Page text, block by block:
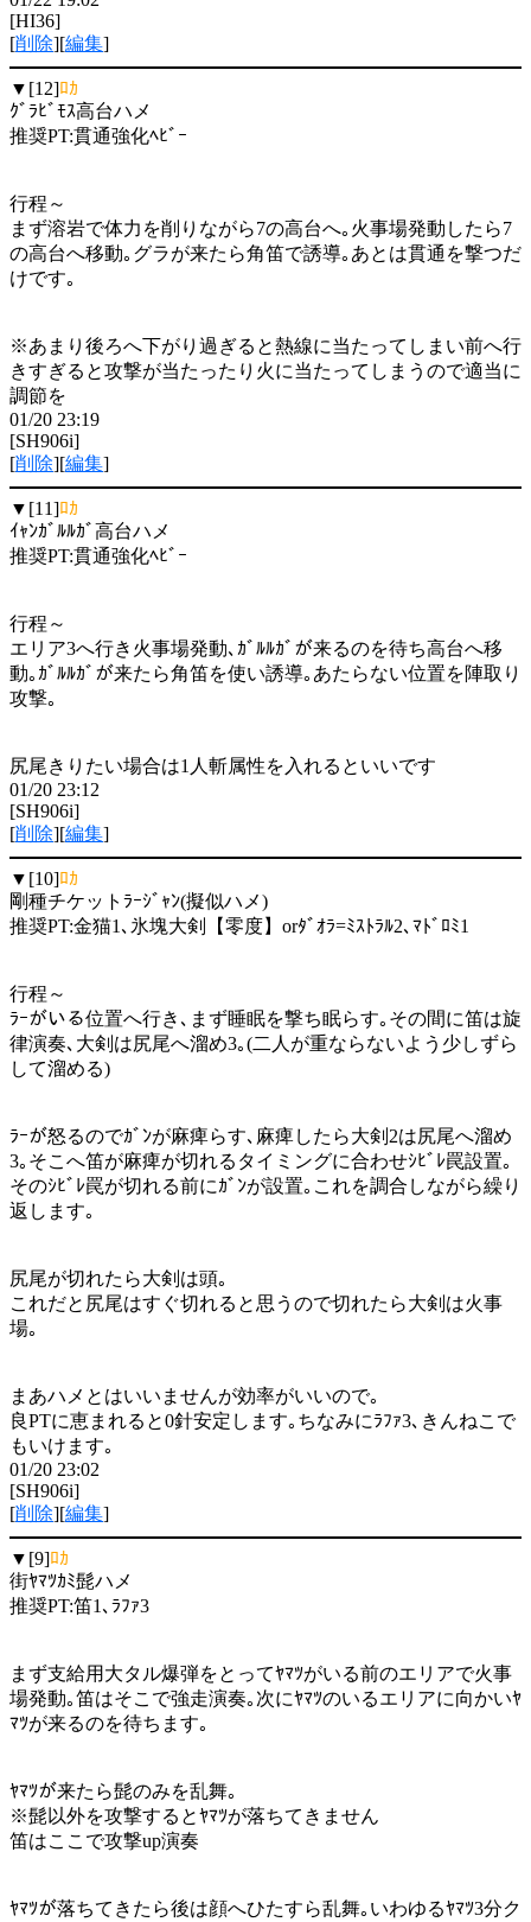
[HI36]
[削除][編集]
▼[12]ﾛｶ
ｸﾞﾗﾋﾞﾓｽ高台ハメ
推奨PT:貫通強化ﾍﾋﾞｰ
行程～
まず溶岩で体力を削りながら7の高台へ｡火事場発動したら7
の高台へ移動｡グラが来たら角笛で誘導｡あとは貫通を撃つだ
けです｡
※あまり後ろへ下がり過ぎると熱線に当たってしまい前へ行
きすぎると攻撃が当たったり火に当たってしまうので適当に
調節を
01/20 23:19
[SH906i]
[削除][編集]
▼[11]ﾛｶ
ｲｬﾝｶﾞﾙﾙｶﾞ高台ハメ
推奨PT:貫通強化ﾍﾋﾞｰ
行程～
エリア3へ行き火事場発動､ｶﾞﾙﾙｶﾞが来るのを待ち高台へ移
動｡ｶﾞﾙﾙｶﾞが来たら角笛を使い誘導｡あたらない位置を陣取り
攻撃｡
尻尾きりたい場合は1人斬属性を入れるといいです
01/20 23:12
[SH906i]
[削除][編集]
▼[10]ﾛｶ
剛種チケットﾗｰｼﾞｬﾝ(擬似ハメ)
推奨PT:金猫1､氷塊大剣【零度】orﾀﾞｵﾗ=ﾐｽﾄﾗﾙ2､ﾏﾄﾞﾛﾐ1
行程～
ﾗｰがいる位置へ行き､まず睡眠を撃ち眠らす｡その間に笛は旋
律演奏､大剣は尻尾へ溜め3｡(二人が重ならないよう少しずら
して溜める)
ﾗｰが怒るのでｶﾞﾝが麻痺らす､麻痺したら大剣2は尻尾へ溜め
3｡そこへ笛が麻痺が切れるタイミングに合わせｼﾋﾞﾚ罠設置｡
そのｼﾋﾞﾚ罠が切れる前にｶﾞﾝが設置｡これを調合しながら繰り
返します｡
尻尾が切れたら大剣は頭｡
これだと尻尾はすぐ切れると思うので切れたら大剣は火事
場｡
まあハメとはいいませんが効率がいいので｡
良PTに恵まれると0針安定します｡ちなみにﾗﾌｧ3､きんねこで
もいけます｡
01/20 23:02
[SH906i]
[削除][編集]
▼[9]ﾛｶ
街ﾔﾏﾂｶﾐ髭ハメ
推奨PT:笛1､ﾗﾌｧ3
まず支給用大タル爆弾をとってﾔﾏﾂがいる前のエリアで火事
場発動｡笛はそこで強走演奏｡次にﾔﾏﾂのいるエリアに向かいﾔ
ﾏﾂが来るのを待ちます｡
ﾔﾏﾂが来たら髭のみを乱舞｡
※髭以外を攻撃するとﾔﾏﾂが落ちてきません
笛はここで攻撃up演奏
ﾔﾏﾂが落ちてきたら後は顔へひたすら乱舞｡いわゆるﾔﾏﾂ3分ク